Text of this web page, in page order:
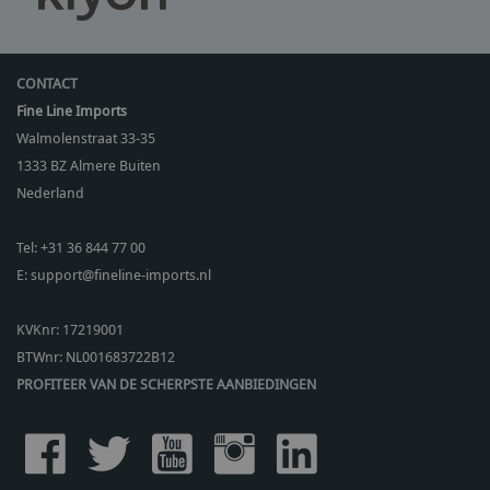
CONTACT
Fine Line Imports
Walmolenstraat 33-35
1333 BZAlmere Buiten
Nederland
Tel:+31 36 844 77 00
E:support@fineline-imports.nl
KVKnr: 17219001
BTWnr: NL001683722B12
PROFITEER VAN DE SCHERPSTE AANBIEDINGEN